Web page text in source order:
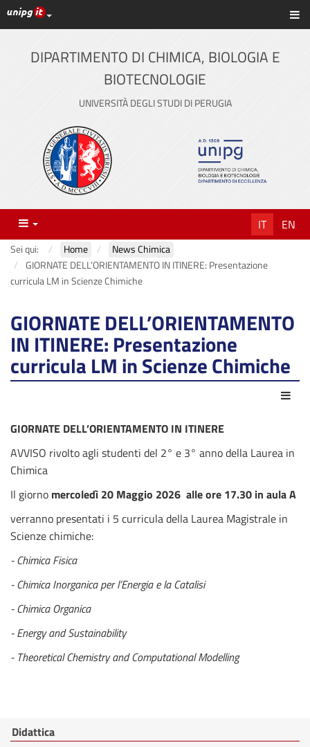
Vai
al
contenuto
principale
Link ai principali servizi web di Ateneo
DIPARTIMENTO DI CHIMICA, BIOLOGIA E
BIOTECNOLOGIE
UNIVERSITÀ DEGLI STUDI DI PERUGIA
Menu IT EN
Sei qui: Home
News Chimica
GIORNATE DELL’ORIENTAMENTO IN ITINERE: Presentazione
curricula LM in Scienze Chimiche
GIORNATE DELL’ORIENTAMENTO
IN ITINERE: Presentazione
curricula LM in Scienze Chimiche
GIORNATE DELL’ORIENTAMENTO IN ITINERE
AVVISO rivolto agli studenti del 2° e 3° anno della Laurea in
Chimica
Il giorno mercoledì 20 Maggio 2026 alle ore 17.30 in aula A
verranno presentati i 5 curricula della Laurea Magistrale in
Scienze chimiche:
- Chimica Fisica
- Chimica Inorganica per l’Energia e la Catalisi
- Chimica Organica
- Energy and Sustainability
- Theoretical Chemistry and Computational Modelling
Didattica